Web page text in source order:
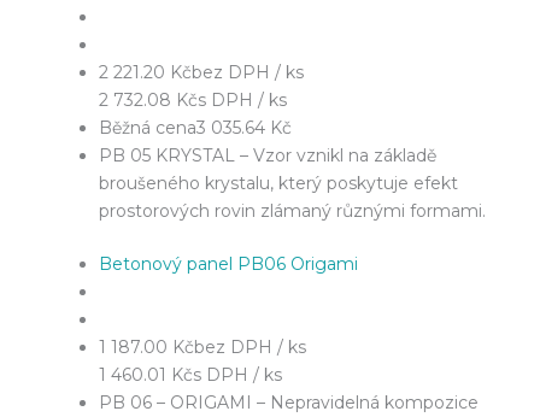
2 221.20 Kčbez DPH / ks
2 732.08 Kčs DPH / ks
Běžná cena3 035.64 Kč
PB 05 KRYSTAL – Vzor vznikl na základě
broušeného krystalu, který poskytuje efekt
prostorových rovin zlámaný různými formami.
Betonový panel PB06 Origami
1 187.00 Kčbez DPH / ks
1 460.01 Kčs DPH / ks
PB 06 – ORIGAMI – Nepravidelná kompozice